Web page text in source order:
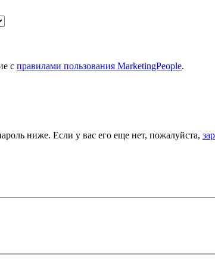
с правилами пользования MarketingPeople.
ниже. Если у вас его еще нет, пожалуйста,